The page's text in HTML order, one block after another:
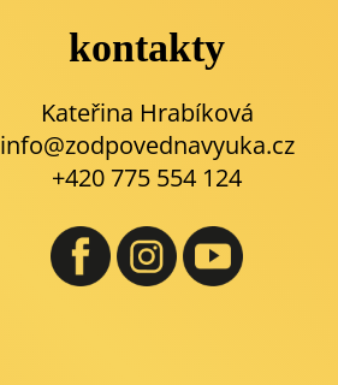
kontakty
Kateřina Hrabíková
info@zodpovednavyuka.cz
+420 775 554 124